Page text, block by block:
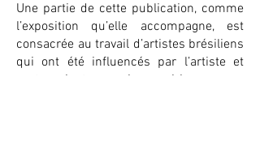
Une partie de cette publication, comme
l’exposition qu’elle accompagne, est
consacrée au travail d’artistes brésiliens
qui ont été influencés par l’artiste et
partageaient son univers onirique.